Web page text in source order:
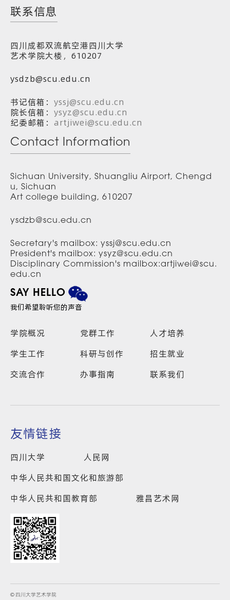
联系信息
四川成都双流航空港四川大学
艺术学院大楼，610207
ysdzb@scu.edu.cn
书记信箱： yssj@scu.edu.cn
院长信箱： ysyz@scu.edu.cn
纪委邮箱： artjiwei@scu.edu.cn
Contact Information
Sichuan University, Shuangliu Airport, Chengd
u, Sichuan
Art college building, 610207
ysdzb@scu.edu.cn
Secretary's mailbox: yssj@scu.edu.cn
President's mailbox: ysyz@scu.edu.cn
Disciplinary Commission's mailbox:artjiwei@scu.
edu.cn
SAY HELLO
我们希望聆听您的声音
学院概况 党群工作
人才培养
学生工作
科研与创作
招生就业
交流合作
办事指南 联系我们
友情链接
四川大学
人民网
中华人民共和国文化和旅游部
中华人民共和国教育部
雅昌艺术网
© 四川大学艺术学院